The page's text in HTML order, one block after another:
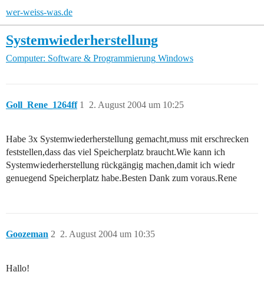
wer-weiss-was.de
Systemwiederherstellung
Computer: Software & Programmierung Windows
Goll_Rene_1264ff 2. August 2004 um 10:25
1
Habe 3x Systemwiederherstellung gemacht,muss mit erschrecken
feststellen,dass das viel Speicherplatz braucht.Wie kann ich
Systemwiederherstellung rückgängig machen,damit ich wiedr
genuegend Speicherplatz habe.Besten Dank zum voraus.Rene
Goozeman 2. August 2004 um 10:35
2
Hallo!